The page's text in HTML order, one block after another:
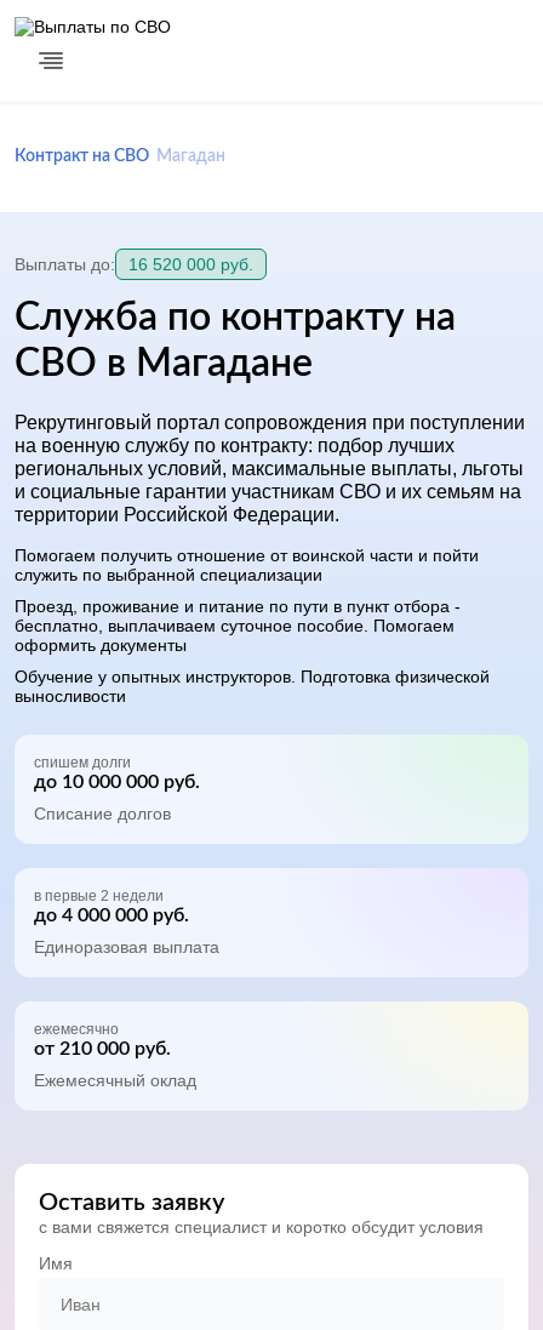
Контракт на СВО Магадан
Выплаты до: 16 520 000 руб.
Служба по контракту на
СВО в Магадане
Рекрутинговый портал сопровождения при поступлении
на военную службу по контракту: подбор лучших
региональных условий, максимальные выплаты, льготы
и социальные гарантии участникам СВО и их семьям на
территории Российской Федерации.
Помогаем получить отношение от воинской части и пойти
служить по выбранной специализации
Проезд, проживание и питание по пути в пункт отбора -
бесплатно, выплачиваем суточное пособие. Помогаем
оформить документы
Обучение у опытных инструкторов. Подготовка физической
выносливости
спишем долги
до 10 000 000 руб.
Списание долгов
в первые 2 недели
до 4 000 000 руб.
Единоразовая выплата
ежемесячно
от 210 000 руб.
Ежемесячный оклад
Оставить заявку
с вами свяжется специалист и коротко обсудит условия
Имя